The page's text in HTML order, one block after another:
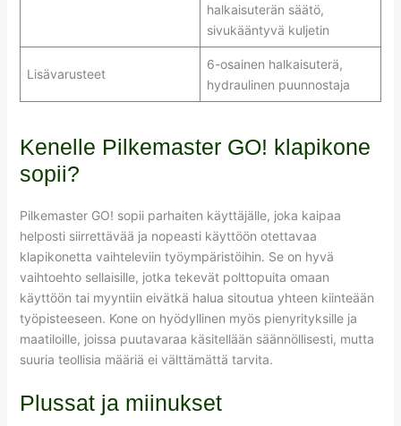
halkaisuterän säätö,
sivukääntyvä kuljetin
Lisävarusteet
6-osainen halkaisuterä,
hydraulinen puunnostaja
Kenelle Pilkemaster GO! klapikone
sopii?
Pilkemaster GO! sopii parhaiten käyttäjälle, joka kaipaa
helposti siirrettävää ja nopeasti käyttöön otettavaa
klapikonetta vaihteleviin työympäristöihin. Se on hyvä
vaihtoehto sellaisille, jotka tekevät polttopuita omaan
käyttöön tai myyntiin eivätkä halua sitoutua yhteen kiinteään
työpisteeseen. Kone on hyödyllinen myös pienyrityksille ja
maatiloille, joissa puutavaraa käsitellään säännöllisesti, mutta
suuria teollisia määriä ei välttämättä tarvita.
Plussat ja miinukset